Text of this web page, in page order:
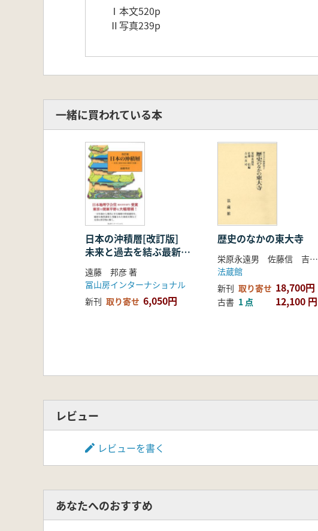
Ⅰ本文520p
Ⅱ写真239p
一緒に買われている本
日本の沖積層[改訂版]
未来と過去を結ぶ最新の
地層
遠藤 邦彦 著
冨山房インターナショナル
新刊 取り寄せ 6,050円
歴史のなかの東大寺
栄原永遠男 佐藤信 吉川真司編
法蔵館
新刊 取り寄せ 18,700円
古書 1 点 12,100 円
レビュー
レビューを書く
あなたへのおすすめ